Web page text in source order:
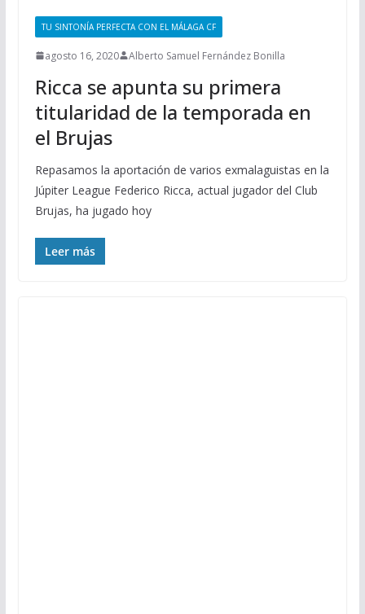
TU SINTONÍA PERFECTA CON EL MÁLAGA CF
agosto 16, 2020 Alberto Samuel Fernández Bonilla
Ricca se apunta su primera
titularidad de la temporada en
el Brujas
Repasamos la aportación de varios exmalaguistas en la
Júpiter League Federico Ricca, actual jugador del Club
Brujas, ha jugado hoy
Leer más